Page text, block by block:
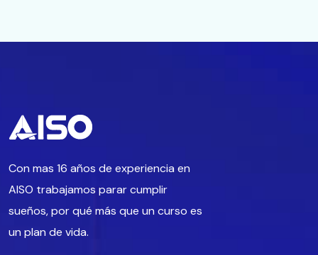
Con mas 16 años de experiencia en
AISO trabajamos parar cumplir
sueños, por qué más que un curso es
un plan de vida.